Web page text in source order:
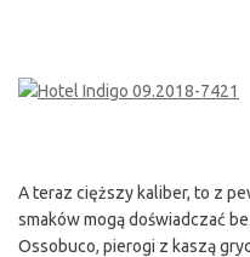
A teraz cięższy kaliber, to z
smaków mogą doświadczać
Ossobuco, pierogi z kaszą